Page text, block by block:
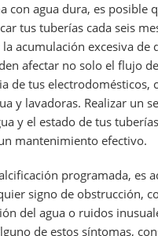
con agua dura, es posible
tus tuberías cada seis
acumulación excesiva de
afectar no solo el flujo
de tus electrodomésticos,
y lavadoras. Realizar un
y el estado de tus
mantenimiento efectivo.
programada, es
signo de obstrucción,
del agua o ruidos
de estos síntomas,